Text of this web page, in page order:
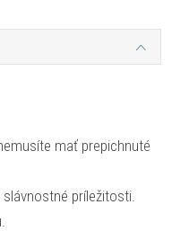
mať prepichnuté
príležitosti.